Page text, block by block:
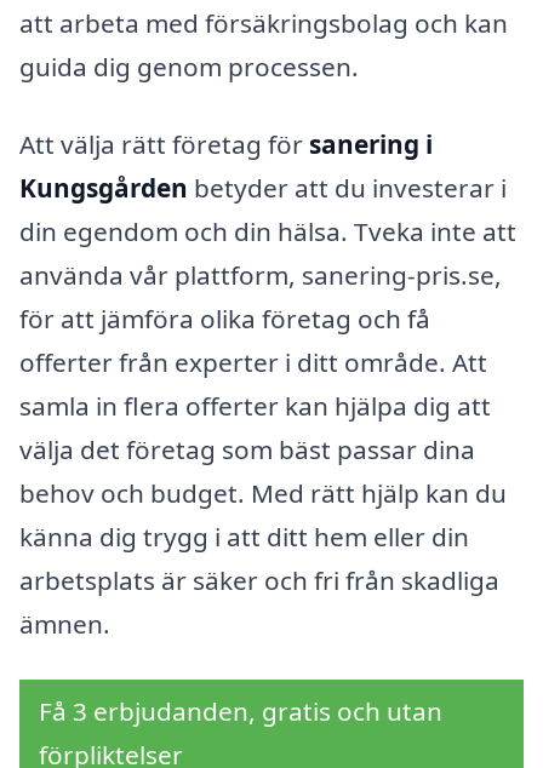
att arbeta med försäkringsbolag och kan
guida dig genom processen.
Att välja rätt företag för sanering i
Kungsgården betyder att du investerar i
din egendom och din hälsa. Tveka inte att
använda vår plattform, sanering-pris.se,
för att jämföra olika företag och få
offerter från experter i ditt område. Att
samla in flera offerter kan hjälpa dig att
välja det företag som bäst passar dina
behov och budget. Med rätt hjälp kan du
känna dig trygg i att ditt hem eller din
arbetsplats är säker och fri från skadliga
ämnen.
Få 3 erbjudanden, gratis och utan
förpliktelser